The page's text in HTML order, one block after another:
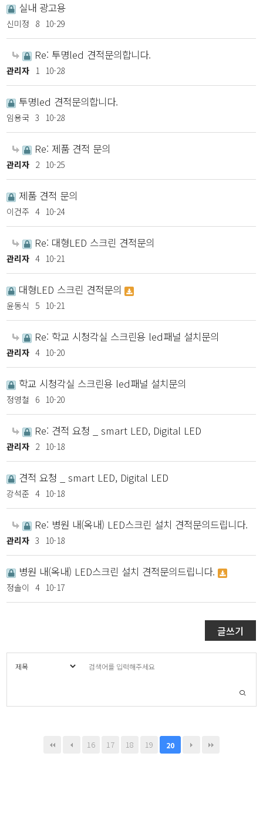
실내 광고용
신미정 8 10-29
Re: 투명led 견적문의합니다.
관리자 1 10-28
투명led 견적문의합니다.
임용국 3 10-28
Re: 제품 견적 문의
관리자 2 10-25
제품 견적 문의
이건주 4 10-24
Re: 대형LED 스크린 견적문의
관리자 4 10-21
대형LED 스크린 견적문의
윤동식 5 10-21
Re: 학교 시청각실 스크린용 led패널 설치문의
관리자 4 10-20
학교 시청각실 스크린용 led패널 설치문의
정영철 6 10-20
Re: 견적 요청 _ smart LED, Digital LED
관리자 2 10-18
견적 요청 _ smart LED, Digital LED
강석준 4 10-18
Re: 병원 내(옥내) LED스크린 설치 견적문의드립니다.
관리자 3 10-18
병원 내(옥내) LED스크린 설치 견적문의드립니다.
정솔이 4 10-17
글쓰기
16 17 18 19 20